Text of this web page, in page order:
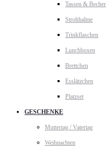
Tassen & Becher
Strohhalme
Trinkflaschen
Lunchboxen
Brettchen
Esslätzchen
Platzset
GESCHENKE
Muttertag / Vatertag
Weihnachten